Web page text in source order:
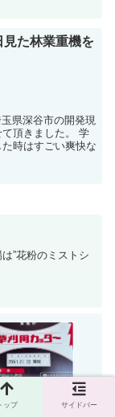
見た林業重機を
県深谷市の開発現
頂きました。 学
時はすごい爽快な
”花粉のミストシ
ップ サイドバー